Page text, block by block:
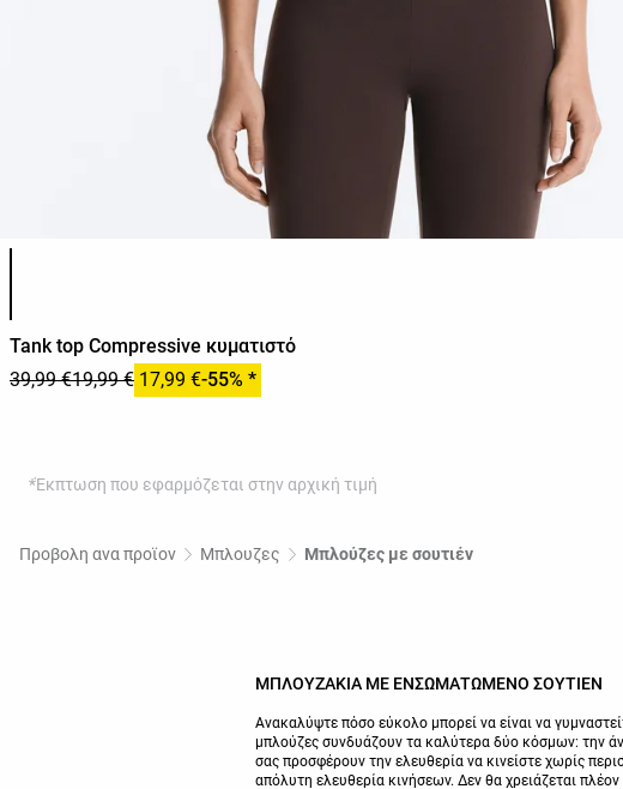
Tank top Compressive κυματιστό
39,99 €19,99 € 17,99 €-55% *
*Έκπτωση που εφαρμόζεται στην αρχική τιμή
Προβολη ανα προϊον Μπλουζες Μπλούζες με σουτιέν
ΜΠΛΟΥΖΑΚΙΑ ΜΕ ΕΝΣΩΜΑΤΩΜΕΝΟ ΣΟΥΤΙΕΝ
Ανακαλύψτε πόσο εύκολο μπορεί να είναι να
μπλούζες συνδυάζουν τα καλύτερα δύο κόσμων: την
σας προσφέρουν την ελευθερία να κινείστε χωρίς
απόλυτη ελευθερία κινήσεων. Δεν θα χρειάζεται